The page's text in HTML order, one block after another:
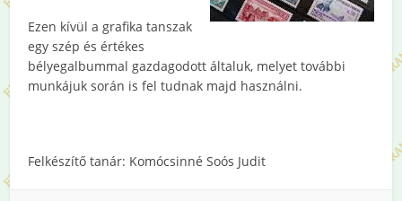
Ezen kívül a grafika tanszak
egy szép és értékes
bélyegalbummal gazdagodott általuk, melyet további
munkájuk során is fel tudnak majd használni.
Felkészítő tanár: Komócsinné Soós Judit